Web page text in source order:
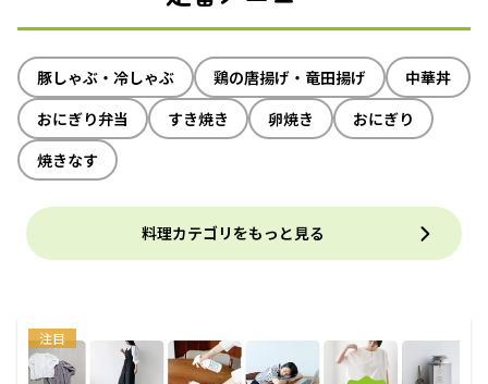
豚しゃぶ・冷しゃぶ 鶏の唐揚げ・竜田揚げ
中華丼
おにぎり弁当
すき焼き 卵焼き
おにぎり
焼きなす
料理カテゴリをもっと見る
注目